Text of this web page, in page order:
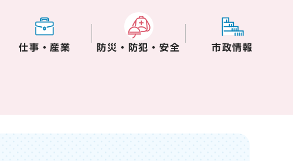
仕事・産業 防災・防犯・安全 市政情報